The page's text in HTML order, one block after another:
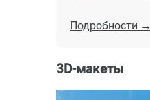
Подробности →
3D-макеты